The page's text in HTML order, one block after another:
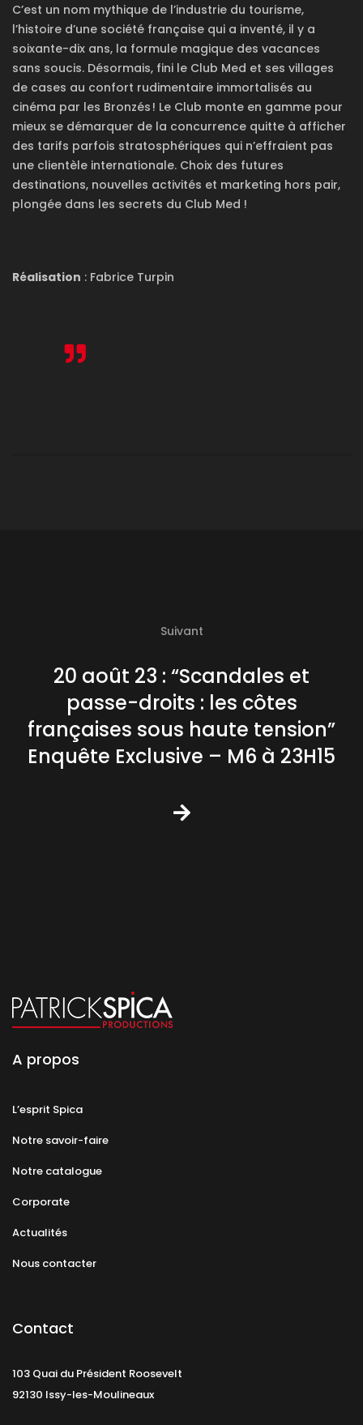
C’est un nom mythique de l’industrie du tourisme,
l’histoire d’une société française qui a inventé, il y a
soixante-dix ans, la formule magique des vacances
sans soucis. Désormais, fini le Club Med et ses villages
de cases au confort rudimentaire immortalisés au
cinéma par les Bronzés ! Le Club monte en gamme pour
mieux se démarquer de la concurrence quitte à afficher
des tarifs parfois stratosphériques qui n’effraient pas
une clientèle internationale. Choix des futures
destinations, nouvelles activités et marketing hors pair,
plongée dans les secrets du Club Med !
Réalisation : Fabrice Turpin
Suivant
20 août 23 : “Scandales et
passe-droits : les côtes
françaises sous haute tension”
Enquête Exclusive – M6 à 23H15
A propos
L’esprit Spica
Notre savoir-faire
Notre catalogue
Corporate
Actualités
Nous contacter
Contact
103 Quai du Président Roosevelt
92130 Issy-les-Moulineaux